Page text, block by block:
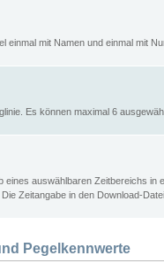
einmal mit Namen und einmal mit
Es können maximal 6
eines auswählbaren Zeitbereichs in
Zeitangabe in den Download-
Pegelkennwerte